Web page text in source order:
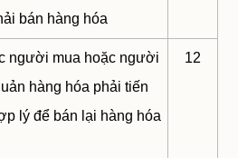
bán hàng hóa
người mua hoặc người
hàng hóa phải tiến
lý để bán lại hàng hóa
12